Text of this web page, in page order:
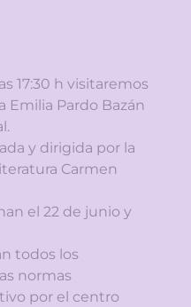
17:30 h visitaremos
Emilia Pardo Bazán
y dirigida por la
Carmen
el 22 de junio y
todos los
normas
por el centro